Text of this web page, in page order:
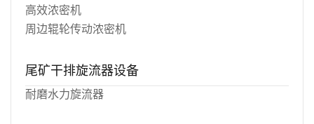
高效浓密机
周边辊轮传动浓密机
尾矿干排旋流器设备
耐磨水力旋流器